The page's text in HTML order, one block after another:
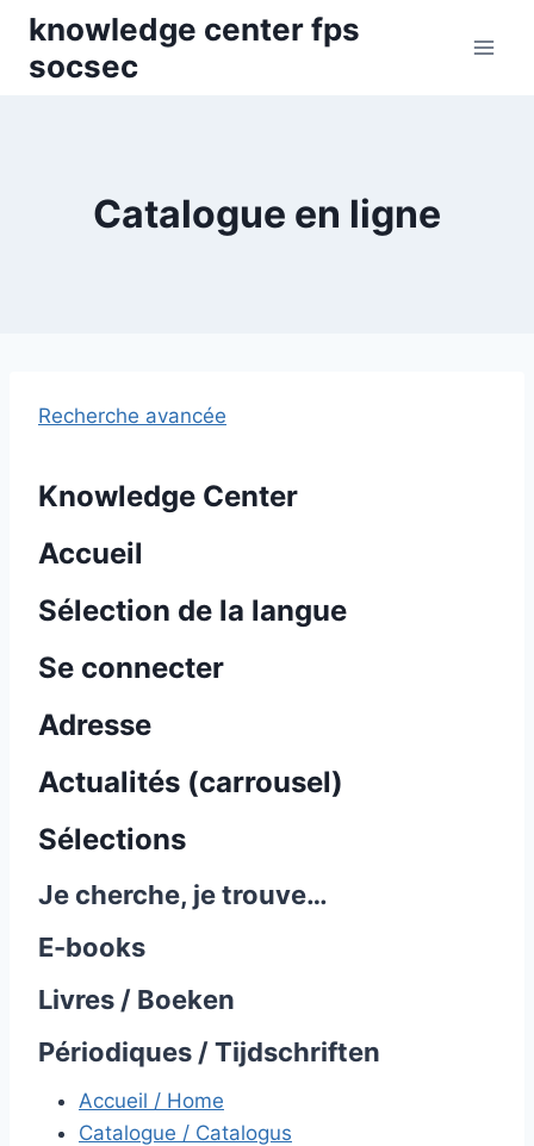
Skip
content
knowledge center fps
socsec
Catalogue en ligne
Recherche avancée
Knowledge Center
Accueil
Sélection de la langue
Se connecter
Adresse
Actualités (carrousel)
Sélections
Je cherche, je trouve…
E-books
Livres / Boeken
Périodiques / Tijdschriften
Accueil / Home
Catalogue / Catalogus